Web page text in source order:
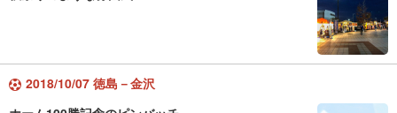
2018/10/07 徳島－金沢